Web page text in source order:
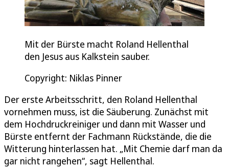
Mit der Bürste macht Roland Hellenthal
den Jesus aus Kalkstein sauber.
Copyright: Niklas Pinner
Der erste Arbeitsschritt, den Roland Hellenthal
vornehmen muss, ist die Säuberung. Zunächst mit
dem Hochdruckreiniger und dann mit Wasser und
Bürste entfernt der Fachmann Rückstände, die die
Witterung hinterlassen hat. „Mit Chemie darf man da
gar nicht rangehen“, sagt Hellenthal.